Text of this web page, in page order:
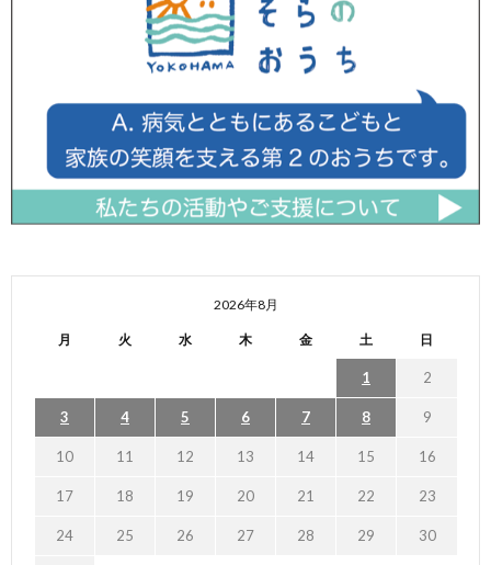
2026年8月
月 火 水 木 金 土 日
1 2
3 4 5 6 7 8 9
10 11 12 13 14 15 16
17 18 19 20 21 22 23
24 25 26 27 28 29 30